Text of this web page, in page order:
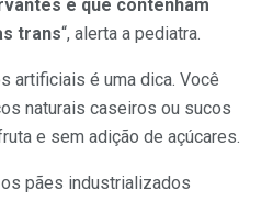
e que contenham
trans“, alerta a pediatra.
artificiais é uma dica. Você
naturais caseiros ou sucos
e sem adição de açúcares.
pães industrializados